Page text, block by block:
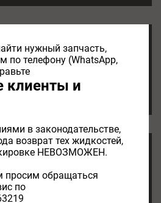
hyundai kia
kia
фильтр
нужный запчасть,
по телефону (WhatsApp,
и
в законодательстве,
возврат тех жидкостей,
НЕВОЗМОЖЕН.
просим обращаться
по